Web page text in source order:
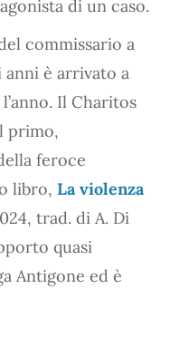
di un caso.
commissario a
è arrivato a
Il Charitos
primo,
feroce
libro, La violenza
trad. di A. Di
quasi
Antigone ed è